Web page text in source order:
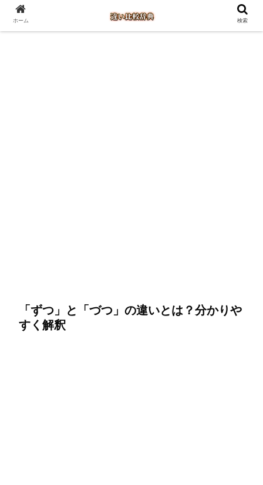
「ずつ」と「づつ」の違いとは？分かりや
すく解釈
ホーム 検索